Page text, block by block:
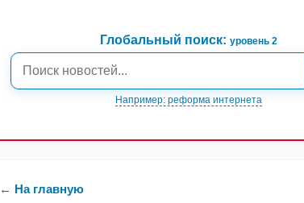
Глобальный поиск: уровень 2
Например: реформа интернета
← На главную